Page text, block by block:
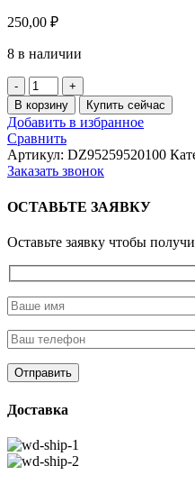
250,00 ₽
8 в наличии
Количество
товара
Болт
М20*100
реактивной
тяги
В корзину Купить сейчас
Добавить в избранное
Сравнить
Артикул: DZ95259520100
Заказать звонок
ОСТАВЬТЕ ЗАЯВКУ
Оставьте заявку чтобы
Доставка